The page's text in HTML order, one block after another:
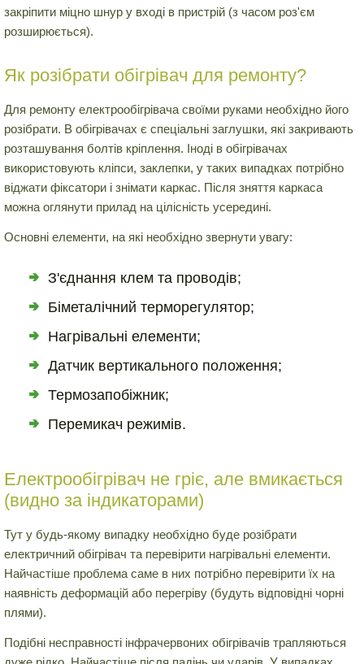
закріпити міцно шнур у вході в пристрій (з часом роз'єм
розширюється).
Як розібрати обігрівач для ремонту?
Для ремонту електрообігрівача своїми руками необхідно його
розібрати. В обігрівачах є спеціальні заглушки, які закривають
розташування болтів кріплення. Іноді в обігрівачах
використовують кліпси, заклепки, у таких випадках потрібно
віджати фіксатори і знімати каркас. Після зняття каркаса
можна оглянути прилад на цілісність усередині.
Основні елементи, на які необхідно звернути увагу:
З'єднання клем та проводів;
Біметалічний терморегулятор;
Нагрівальні елементи;
Датчик вертикального положення;
Термозапобіжник;
Перемикач режимів.
Електрообігрівач не гріє, але вмикається
(видно за індикаторами)
Тут у будь-якому випадку необхідно буде розібрати
електричний обігрівач та перевірити нагрівальні елементи.
Найчастіше проблема саме в них потрібно перевірити їх на
наявність деформацій або перегріву (будуть відповідні чорні
плями).
Подібні несправності інфрачервоних обігрівачів трапляються